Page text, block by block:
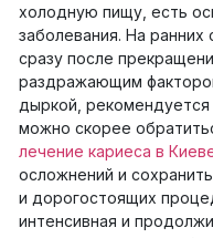
холодную пищу, есть
заболевания. На
сразу после
раздражающим
дыркой,
можно скорее
лечение кариеса в
осложнений и
и дорогостоящих
интенсивная и